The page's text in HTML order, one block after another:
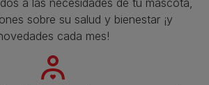
a las necesidades de tu mascota,
sobre su salud y bienestar ¡y
cada mes!